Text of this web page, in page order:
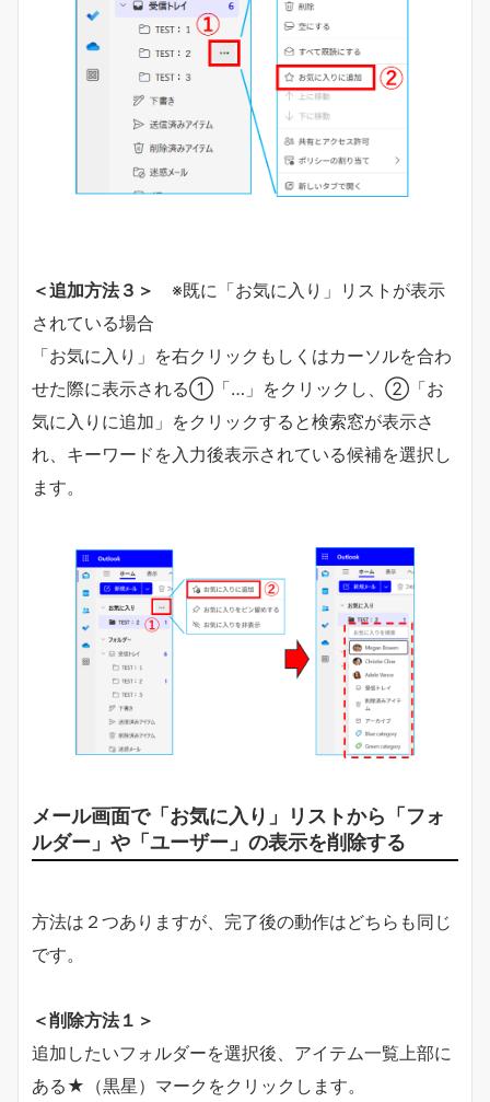
＜追加方法３＞ ※既に「お気に入り」リストが表示
されている場合
「お気に入り」を右クリックもしくはカーソルを合わ
せた際に表示される①「…」をクリックし、②「お
気に入りに追加」をクリックすると検索窓が表示さ
れ、キーワードを入力後表示されている候補を選択し
ます。
メール画面で「お気に入り」リストから「フォ
ルダー」や「ユーザー」の表示を削除する
方法は２つありますが、完了後の動作はどちらも同じ
です。
＜削除方法１＞
追加したいフォルダーを選択後、アイテム一覧上部に
ある★（黒星）マークをクリックします。